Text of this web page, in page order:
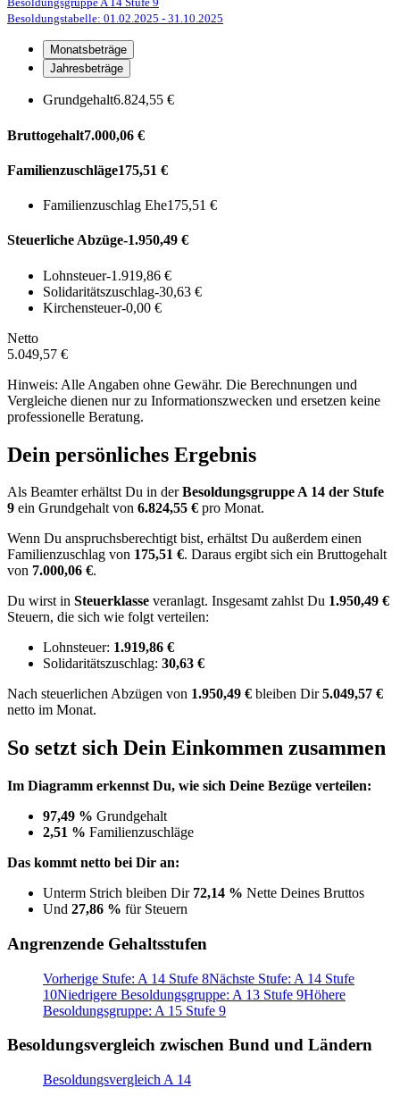
Besoldungstabelle: 01.02.2025 - 31.10.2025
Monatsbeträge
Jahresbeträge
Grundgehalt6.824,55 €
Bruttogehalt7.000,06 €
Familienzuschläge175,51 €
Familienzuschlag Ehe175,51 €
Steuerliche Abzüge-1.950,49 €
Lohnsteuer-1.919,86 €
Solidaritätszuschlag-30,63 €
Kirchensteuer-0,00 €
Netto
5.049,57 €
Hinweis: Alle Angaben ohne Gewähr. Die Berechnungen und
Vergleiche dienen nur zu Informationszwecken und ersetzen keine
professionelle Beratung.
Dein persönliches Ergebnis
Als Beamter erhältst Du in derBesoldungsgruppeA 14 der Stufe
9 ein Grundgehalt von 6.824,55 € pro Monat.
Wenn Du anspruchsberechtigt bist, erhältst Du außerdem einen
Familienzuschlag von 175,51 €. Daraus ergibt sich ein Bruttogehalt
von 7.000,06 €.
Du wirst in Steuerklasse veranlagt. Insgesamt zahlst Du 1.950,49 €
Steuern, die sich wie folgt verteilen:
Lohnsteuer: 1.919,86 €
Solidaritätszuschlag: 30,63 €
Nach steuerlichen Abzügen von 1.950,49 € bleiben Dir5.049,57 €
netto im Monat.
So setzt sich Dein Einkommen zusammen
Im Diagramm erkennst Du, wie sich Deine Bezüge verteilen:
97,49 % Grundgehalt
2,51 % Familienzuschläge
Das kommt netto bei Dir an:
Unterm Strich bleiben Dir 72,14 % Nette Deines Bruttos
Und 27,86 % für Steuern
Angrenzende Gehaltsstufen
Vorherige Stufe: A 14 Stufe 8Nächste Stufe: A 14 Stufe
10Niedrigere Besoldungsgruppe: A 13 Stufe 9Höhere
Besoldungsgruppe: A 15 Stufe 9
Besoldungsvergleich zwischen Bund und Ländern
Besoldungsvergleich A 14